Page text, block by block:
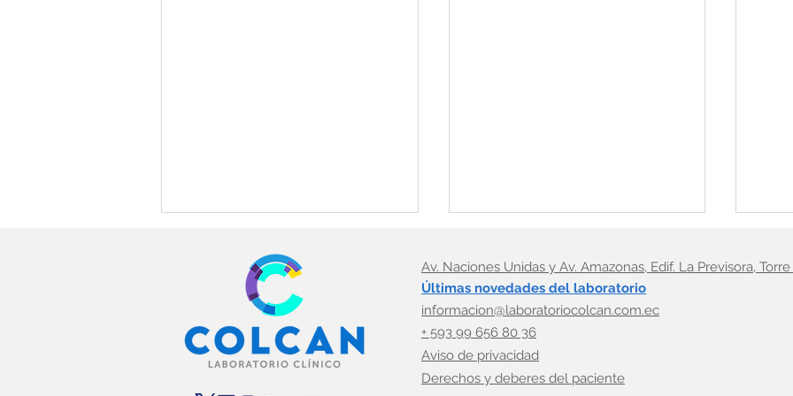
¿Por qué hacerse pruebas
Av. Naciones Unidas y Av. Amazonas, Edif. La Previsora,
Últimas novedades del laboratorio
informacion@laboratoriocolcan.com.ec
+ 593 99 656 80 36
Aviso de privacidad
Derechos y deberes del paciente